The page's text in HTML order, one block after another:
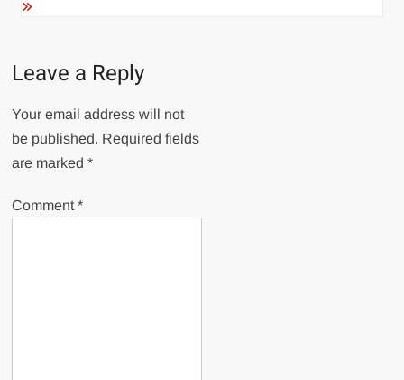
Leave a Reply
Your email address will not
be published. Required fields
are marked*
Comment*